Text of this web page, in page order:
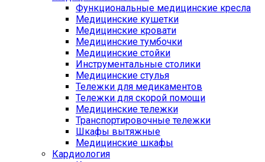
Функциональные медицинские кресла
Медицинские кушетки
Медицинские кровати
Медицинские тумбочки
Медицинские стойки
Инструментальные столики
Медицинские стулья
Тележки для медикаментов
Тележки для скорой помощи
Медицинские тележки
Транспортировочные тележки
Шкафы вытяжные
Медицинские шкафы
Кардиология